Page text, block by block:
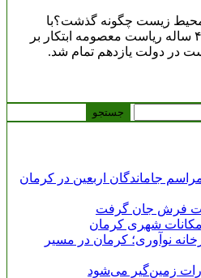
بر محیط‌ زیست چگونه گذشت؟با
انتصاب عیسی کلانتری، دوره ۴ ساله ریاست معصومه ابتکار بر
در دولت یازدهم تمام شد.
جاماندگان اربعین در کرمان
فرش جان گرفت
شهری کرمان
نوآوری؛ کرمان در مسیر
زمین‌گیر می‌شود